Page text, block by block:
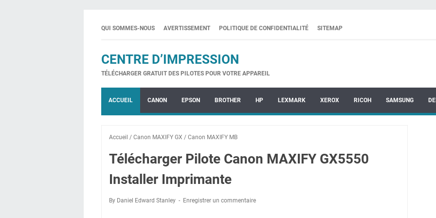
QUI SOMMES-NOUS AVERTISSEMENT POLITIQUE DE CONFIDENTIALITÉ SITEMAP
CENTRE D’IMPRESSION
TÉLÉCHARGER GRATUIT DES PILOTES POUR VOTRE APPAREIL
ACCUEIL CANON EPSON BROTHER HP LEXMARK XEROX RICOH SAMSUNG
Accueil / Canon MAXIFY GX / Canon MAXIFY MB
Télécharger Pilote Canon MAXIFY GX5550
Installer Imprimante
By Daniel Edward Stanley Enregistrer un commentaire